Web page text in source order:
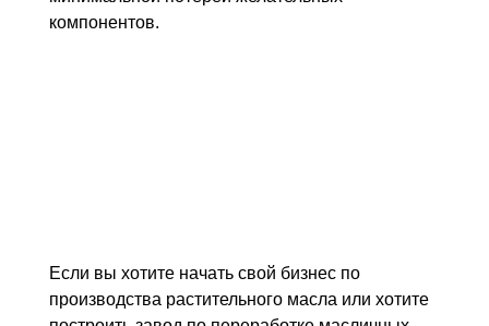
компонентов.
Если вы хотите начать свой бизнес по
производства растительного масла или хотите